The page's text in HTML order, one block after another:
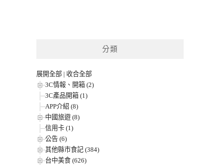
分類
展開全部 | 收合全部
3C情報、開箱 (2)
3C產品開箱 (1)
APP介紹 (8)
中國旅遊 (8)
信用卡 (1)
公告 (6)
其他縣市食記 (384)
台中美食 (626)